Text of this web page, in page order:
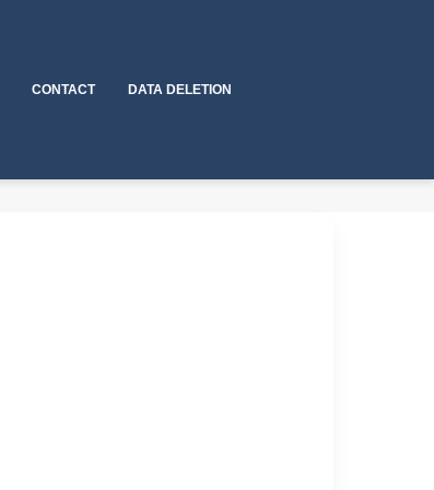
CONTACT DATA DELETION